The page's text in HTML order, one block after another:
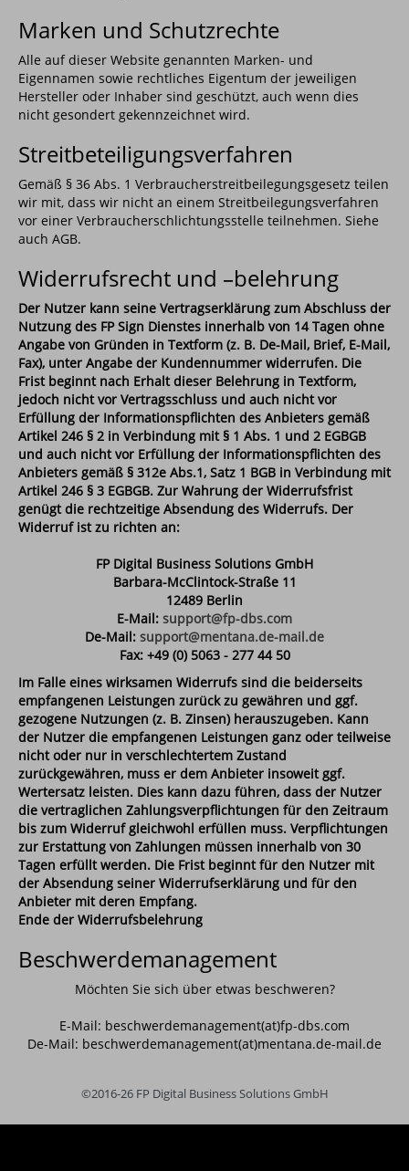
Marken und Schutzrechte
Alle auf dieser Website genannten Marken- und
Eigennamen sowie rechtliches Eigentum der jeweiligen
Hersteller oder Inhaber sind geschützt, auch wenn dies
nicht gesondert gekennzeichnet wird.
Streitbeteiligungsverfahren
Gemäß § 36 Abs. 1 Verbraucherstreitbeilegungsgesetz teilen
wir mit, dass wir nicht an einem Streitbeilegungsverfahren
vor einer Verbraucherschlichtungsstelle teilnehmen. Siehe
auch AGB.
Widerrufsrecht und –belehrung
Der Nutzer kann seine Vertragserklärung zum Abschluss der
Nutzung des FP Sign Dienstes innerhalb von 14 Tagen ohne
Angabe von Gründen in Textform (z. B. De-Mail, Brief, E-Mail,
Fax), unter Angabe der Kundennummer widerrufen. Die
Frist beginnt nach Erhalt dieser Belehrung in Textform,
jedoch nicht vor Vertragsschluss und auch nicht vor
Erfüllung der Informationspflichten des Anbieters gemäß
Artikel 246 § 2 in Verbindung mit § 1 Abs. 1 und 2 EGBGB
und auch nicht vor Erfüllung der Informationspflichten des
Anbieters gemäß § 312e Abs.1, Satz 1 BGB in Verbindung mit
Artikel 246 § 3 EGBGB. Zur Wahrung der Widerrufsfrist
genügt die rechtzeitige Absendung des Widerrufs. Der
Widerruf ist zu richten an:
FP Digital Business Solutions GmbH
Barbara-McClintock-Straße 11
12489 Berlin
E-Mail: support@fp-dbs.com
De-Mail: support@mentana.de-mail.de
Fax: +49 (0) 5063 - 277 44 50
Im Falle eines wirksamen Widerrufs sind die beiderseits
empfangenen Leistungen zurück zu gewähren und ggf.
gezogene Nutzungen (z. B. Zinsen) herauszugeben. Kann
der Nutzer die empfangenen Leistungen ganz oder teilweise
nicht oder nur in verschlechtertem Zustand
zurückgewähren, muss er dem Anbieter insoweit ggf.
Wertersatz leisten. Dies kann dazu führen, dass der Nutzer
die vertraglichen Zahlungsverpflichtungen für den Zeitraum
bis zum Widerruf gleichwohl erfüllen muss. Verpflichtungen
zur Erstattung von Zahlungen müssen innerhalb von 30
Tagen erfüllt werden. Die Frist beginnt für den Nutzer mit
der Absendung seiner Widerrufserklärung und für den
Anbieter mit deren Empfang.
Ende der Widerrufsbelehrung
Beschwerdemanagement
Möchten Sie sich über etwas beschweren?
E-Mail: beschwerdemanagement(at)fp-dbs.com
De-Mail: beschwerdemanagement(at)mentana.de-mail.de
©2016-26 FP Digital Business Solutions GmbH